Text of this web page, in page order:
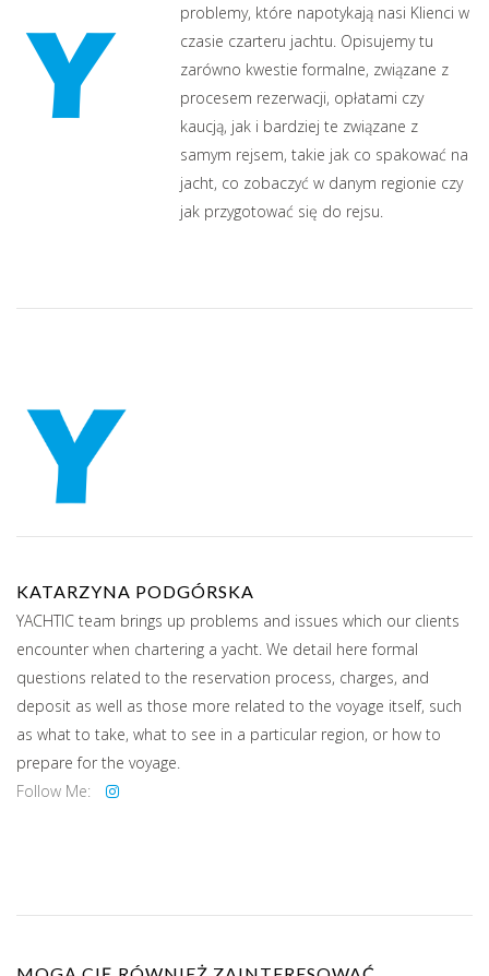
problemy, które napotykają nasi Klienci w
czasie czarteru jachtu. Opisujemy tu
zarówno kwestie formalne, związane z
procesem rezerwacji, opłatami czy
kaucją, jak i bardziej te związane z
samym rejsem, takie jak co spakować na
jacht, co zobaczyć w danym regionie czy
jak przygotować się do rejsu.
KATARZYNA PODGÓRSKA
YACHTIC team brings up problems and issues which our clients
encounter when chartering a yacht. We detail here formal
questions related to the reservation process, charges, and
deposit as well as those more related to the voyage itself, such
as what to take, what to see in a particular region, or how to
prepare for the voyage.
Follow Me: